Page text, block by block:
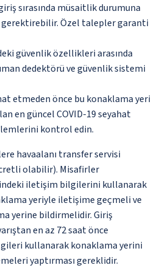
sırasında müsaitlik durumuna
gerektirebilir. Özel talepler garanti
güvenlik özellikleri arasında
dedektörü ve güvenlik sistemi
etmeden önce bu konaklama yeri
en güncel COVID-19 seyahat
kontrol edin.
havaalanı transfer servisi
olabilir). Misafirler
iletişim bilgilerini kullanarak
yeriyle iletişime geçmeli ve
yerine bildirmelidir. Giriş
en az 72 saat önce
kullanarak konaklama yerini
yaptırması gereklidir.